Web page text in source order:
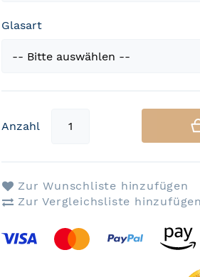
Glasart
Anzahl
Zur Wunschliste hinzufügen
Zur Vergleichsliste hinzufügen